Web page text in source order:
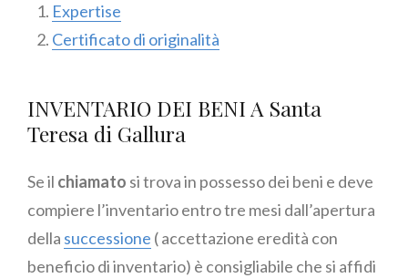
Expertise
Certificato di originalità
INVENTARIO DEI BENI A Santa
Teresa di Gallura
Se il chiamato si trova in possesso dei beni e deve
compiere l’inventario entro tre mesi dall’apertura
della successione ( accettazione eredità con
beneficio di inventario) è consigliabile che si affidi